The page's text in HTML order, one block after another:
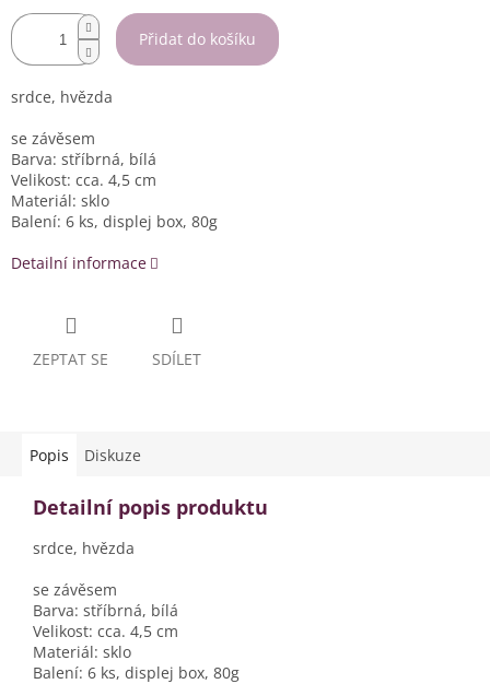
Přidat do košíku
srdce, hvězda
se závěsem
Barva: stříbrná, bílá
Velikost: cca. 4,5 cm
Materiál: sklo
Balení: 6 ks, displej box, 80g
Detailní informace
ZEPTAT SE SDÍLET
Popis Diskuze
Detailní popis produktu
srdce, hvězda
se závěsem
Barva: stříbrná, bílá
Velikost: cca. 4,5 cm
Materiál: sklo
Balení: 6 ks, displej box, 80g